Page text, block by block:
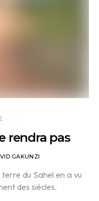
rendra pas
GAKUNZI
du Sahel en a vu
des siècles.